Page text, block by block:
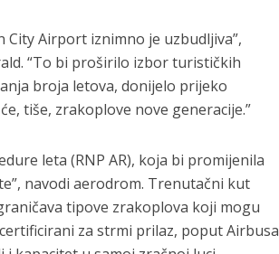
Airport iznimno je uzbudljiva”,
“To bi proširilo izbor turističkih
broja letova, donijelo prijeko
tiše, zrakoplove nove generacije.”
leta (RNP AR), koja bi promijenila
navodi aerodrom. Trenutačni kut
tipove zrakoplova koji mogu
za strmi prilaz, poput Airbusa